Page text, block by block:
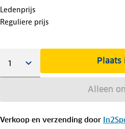
Ledenprijs
Reguliere prijs
Alleen
Verkoop en verzending door